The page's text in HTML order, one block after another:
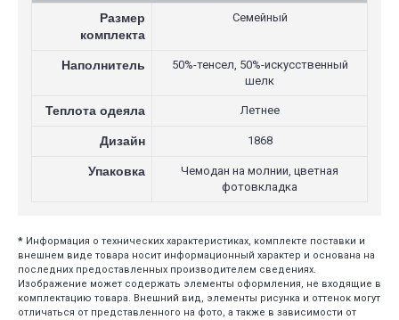
Размер
комплекта
Семейный
Наполнитель
50%-тенсел, 50%-искусственный
шелк
Теплота одеяла Летнее
Дизайн 1868
Упаковка
Чемодан на молнии, цветная
фотовкладка
* Информация о технических характеристиках, комплекте поставки и
внешнем виде товара носит информационный характер и основана на
последних предоставленных производителем сведениях.
Изображение может содержать элементы оформления, не входящие в
комплектацию товара. Внешний вид, элементы рисунка и оттенок могут
отличаться от представленного на фото, а также в зависимости от